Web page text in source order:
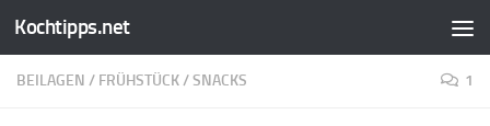
Zum Inhalt springen
Kochtipps.net
BEILAGEN / FRÜHSTÜCK/SNACKS 1